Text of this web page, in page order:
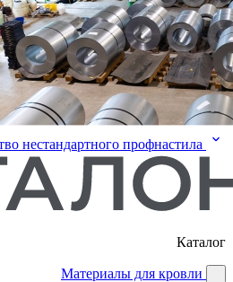
нестандартного профнастила
Каталог
Материалы для кровли